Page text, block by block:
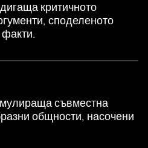
критичното
споделеното
съвместна
общности, насочени